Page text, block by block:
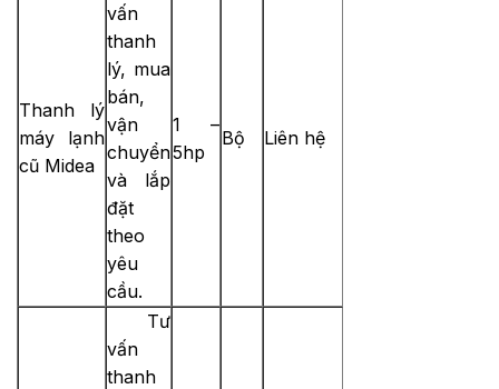
Thanh lý
máy lạnh
cũ Midea
vấn
thanh
lý, mua
bán,
vận
chuyển
và lắp
đặt
theo
yêu
cầu.
1 –
5hp
Bộ Liên hệ
Tư
vấn
thanh